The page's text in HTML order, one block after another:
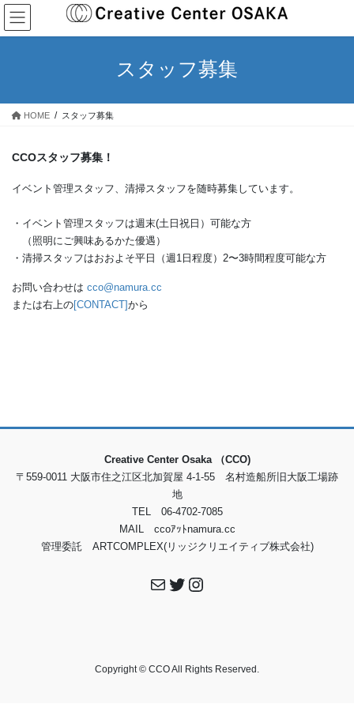
コ
ン
テ
ス
ナ
ビ
ゲ
ン
スタッフ募集
HOME スタッフ募集
CCOスタッフ募集！
イベント管理スタッフ、清掃スタッフを随時募集しています。
・イベント管理スタッフは週末(土日祝日）可能な方
（照明にご興味あるかた優遇）
・清掃スタッフはおおよそ平日（週1日程度）2〜3時間程度可能な方
お問い合わせは cco@namura.cc
または右上の[CONTACT]から
Creative Center Osaka （CCO)
〒559-0011 大阪市住之江区北加賀屋 4-1-55 名村造船所旧大阪工場跡
地
TEL 06-4702-7085
MAIL ccoｱｯﾄnamura.cc
管理委託 ARTCOMPLEX(リッジクリエイティブ株式会社)
メール Twitter
Instagram
Copyright © CCO All Rights Reserved.